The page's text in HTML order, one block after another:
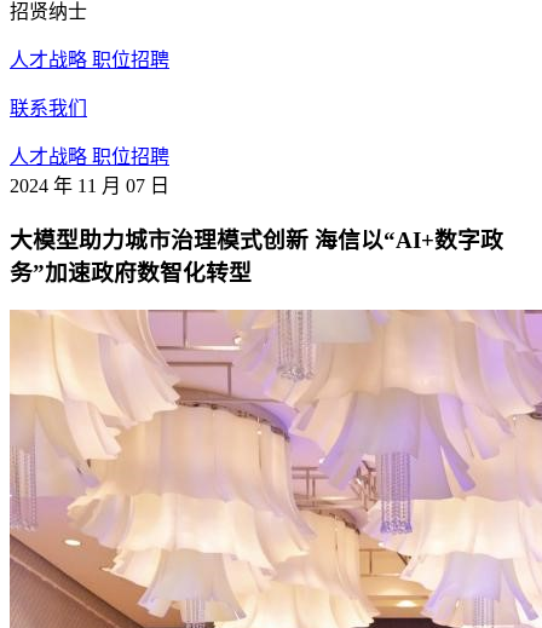
招贤纳士
人才战略 职位招聘
联系我们
人才战略 职位招聘
2024 年 11 月 07 日
大模型助力城市治理模式创新 海信以“AI+数字政
务”加速政府数智化转型